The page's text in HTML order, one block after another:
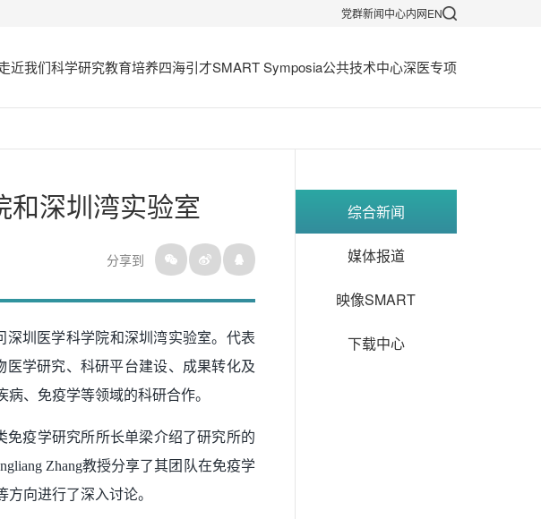
党群新闻中心内网EN
近我们科学研究教育培养四海引才SMART Symposia公共技术中心深医专项
深圳湾实验室
分享到
深圳医学科学院和深圳湾实验室。代表
医学研究、科研平台建设、成果转化及
、免疫学等领域的科研合作。
免疫学研究所所长单梁介绍了研究所的
Zhang教授分享了其团队在免疫学
向进行了深入讨论。
综合新闻
媒体报道
映像SMART
下载中心